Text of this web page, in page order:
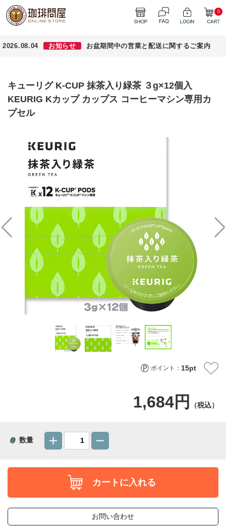
0
2026.08.04 お知らせ お盆期間中の営業と配送に関するご案内
キューリグ K-CUP 抹茶入り緑茶 ３g×12個入
KEURIG Kカップ カップス コーヒーマシン専用カ
プセル
ポイント： 15pt
1,684円 （税込）
数量
カートに入れる
お問い合わせ